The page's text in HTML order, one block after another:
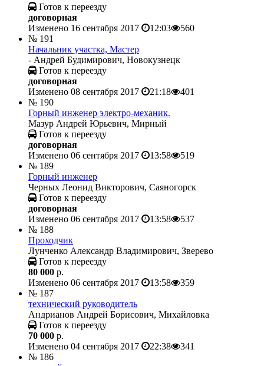
Готов к переезду
договорная
Изменено 16 сентября 2017
12:03
560
№ 191
Начальник участка, Мастер
- Андрей Будимирович, Новокузнецк
Готов к переезду
договорная
Изменено 08 сентября 2017
21:18
401
№ 190
Горный инженер электро-механик.
Мазур Андрей Юрьевич, Мирный
Готов к переезду
договорная
Изменено 06 сентября 2017
13:58
519
№ 189
Горный инженер
Черных Леонид Викторович, Саяногорск
Готов к переезду
договорная
Изменено 06 сентября 2017
13:58
537
№ 188
Проходчик
Лунченко Александр Владимирович, Зверево
Готов к переезду
80 000 р.
Изменено 06 сентября 2017
13:58
359
№ 187
технический руководитель
Андрианов Андрей Борисович, Михайловка
Готов к переезду
70 000 р.
Изменено 04 сентября 2017
22:38
341
№ 186